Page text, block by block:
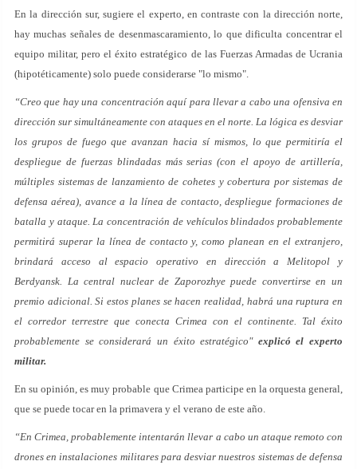
En la dirección sur, sugiere el experto, en contraste con la dirección norte,
hay muchas señales de desenmascaramiento, lo que dificulta concentrar el
equipo militar, pero el éxito estratégico de las Fuerzas Armadas de Ucrania
(hipotéticamente) solo puede considerarse "lo mismo".
“Creo que hay una concentración aquí para llevar a cabo una ofensiva en
dirección sur simultáneamente con ataques en el norte. La lógica es desviar
los grupos de fuego que avanzan hacia sí mismos, lo que permitiría el
despliegue de fuerzas blindadas más serias (con el apoyo de artillería,
múltiples sistemas de lanzamiento de cohetes y cobertura por sistemas de
defensa aérea), avance a la línea de contacto, despliegue formaciones de
batalla y ataque. La concentración de vehículos blindados probablemente
permitirá superar la línea de contacto y, como planean en el extranjero,
brindará acceso al espacio operativo en dirección a Melitopol y
Berdyansk. La central nuclear de Zaporozhye puede convertirse en un
premio adicional. Si estos planes se hacen realidad, habrá una ruptura en
el corredor terrestre que conecta Crimea con el continente. Tal éxito
probablemente se considerará un éxito estratégico"explicó el experto
militar.
En su opinión, es muy probable que Crimea participe en la orquesta general,
que se puede tocar en la primavera y el verano de este año.
“En Crimea, probablemente intentarán llevar a cabo un ataque remoto con
drones en instalaciones militares para desviar nuestros sistemas de defensa